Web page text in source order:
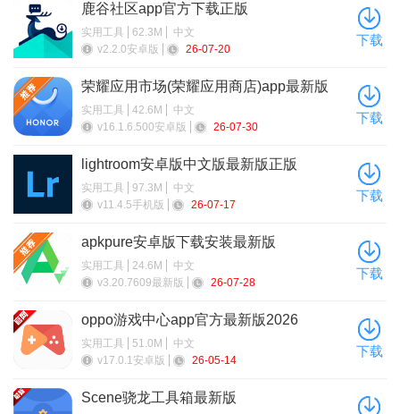
应用场景
娱乐休闲：用户可以利用深AI幻境创作个性化的3D内容，如
3D动画、3D游戏等，丰富自己的娱乐生活。
教育学习：深AI幻境也可以作为教育工具，帮助学生更好地理
专业设计：对于专业设计师来说，深AI幻境提供了一个便捷的
3D创作平台，可以用于快速原型设计、产品展示等场景。
鹿谷社区app官方下载正版
实用工具 62.3M
中文
v2.2.0安卓版
26-07-20
下载
荣耀应用市场(荣耀应用商店)app最新版
2026
实用工具 42.6M
中文
v16.1.6.500安卓版
26-07-30
下载
lightroom安卓版中文版最新版正版
实用工具 97.3M
中文
v11.4.5手机版
26-07-17
下载
apkpure安卓版下载安装最新版
实用工具 24.6M
中文
v3.20.7609最新版
26-07-28
下载
oppo游戏中心app官方最新版2026
实用工具 51.0M
中文
v17.0.1安卓版
26-05-14
下载
Scene骁龙工具箱最新版